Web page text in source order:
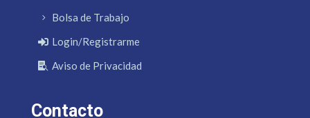
Bolsa de Trabajo
Login/Registrarme
Aviso de Privacidad
Contacto